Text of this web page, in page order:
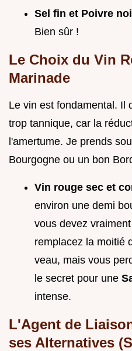
Sel fin et Poivre
Bien sûr !
Le Choix du Vin
Marinade
Le vin est fondamental. Il
trop tannique, car la
l'amertume. Je prends
Bourgogne ou un bon
Vin rouge sec et
environ une demi
vous devez
remplacez la moitié
veau, mais vous
le secret pour une
intense.
L'Agent de
ses Alternatives